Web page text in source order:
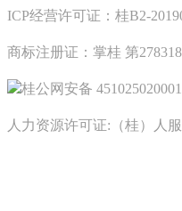
ICP经营许可证：桂B2-
商标注册证：掌桂 第
桂公网安备
人力资源许可证:（桂）人